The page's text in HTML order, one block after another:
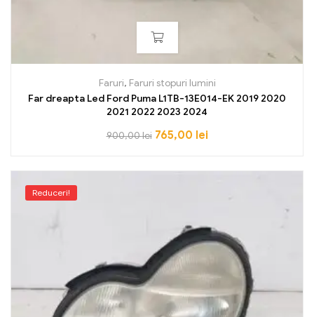
Faruri, Faruri stopuri lumini
Far dreapta Led Ford Puma L1TB-13E014-EK 2019 2020
2021 2022 2023 2024
900,00lei 765,00 lei
Reduceri!